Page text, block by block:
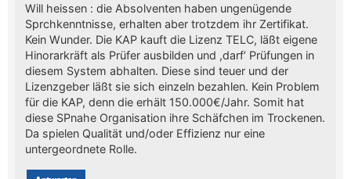
Will heissen : die Absolventen haben ungenügende
Sprchkenntnisse, erhalten aber trotzdem ihr Zertifikat.
Kein Wunder. Die KAP kauft die Lizenz TELC, läßt eigene
Hinorarkräft als Prüfer ausbilden und ,darf‘ Prüfungen in
diesem System abhalten. Diese sind teuer und der
Lizenzgeber läßt sie sich einzeln bezahlen. Kein Problem
für die KAP, denn die erhält 150.000€/Jahr. Somit hat
diese SPnahe Organisation ihre Schäfchen im Trockenen.
Da spielen Qualität und/oder Effizienz nur eine
untergeordnete Rolle.